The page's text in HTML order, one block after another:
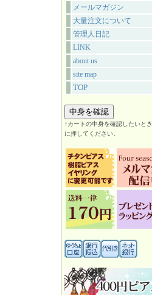
メールマガジン
大量注文について
管理人日記
LINK
about us
site map
TOP
↑カートの中身を確認したいとき
に押してください。